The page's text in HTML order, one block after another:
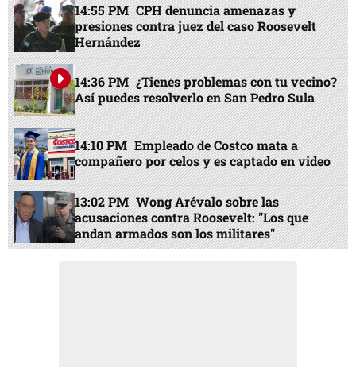
14:55 PM CPH denuncia amenazas y
presiones contra juez del caso Roosevelt
Hernández
14:36 PM ¿Tienes problemas con tu vecino?
Así puedes resolverlo en San Pedro Sula
14:10 PM Empleado de Costco mata a
compañero por celos y es captado en video
13:02 PM Wong Arévalo sobre las
acusaciones contra Roosevelt: "Los que
andan armados son los militares"